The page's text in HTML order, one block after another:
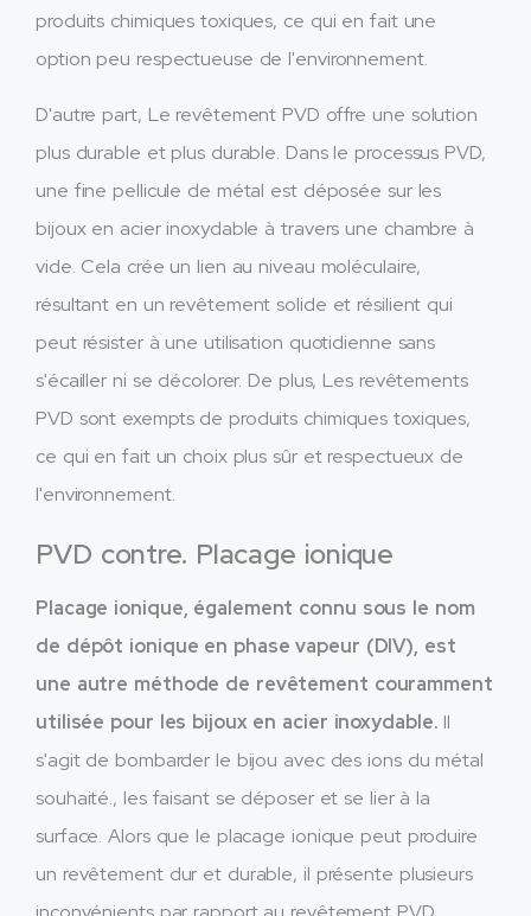
produits chimiques toxiques, ce qui en fait une
option peu respectueuse de l'environnement.
D'autre part, Le revêtement PVD offre une solution
plus durable et plus durable. Dans le processus PVD,
une fine pellicule de métal est déposée sur les
bijoux en acier inoxydable à travers une chambre à
vide. Cela crée un lien au niveau moléculaire,
résultant en un revêtement solide et résilient qui
peut résister à une utilisation quotidienne sans
s'écailler ni se décolorer. De plus, Les revêtements
PVD sont exempts de produits chimiques toxiques,
ce qui en fait un choix plus sûr et respectueux de
l'environnement.
PVD contre. Placage ionique
Placage ionique, également connu sous le nom
de dépôt ionique en phase vapeur (DIV), est
une autre méthode de revêtement couramment
utilisée pour les bijoux en acier inoxydable. Il
s'agit de bombarder le bijou avec des ions du métal
souhaité., les faisant se déposer et se lier à la
surface. Alors que le placage ionique peut produire
un revêtement dur et durable, il présente plusieurs